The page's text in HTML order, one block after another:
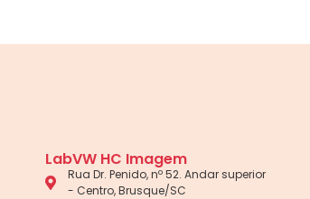
LabVW HC Imagem
Rua Dr. Penido, nº 52. Andar superior
- Centro, Brusque/SC